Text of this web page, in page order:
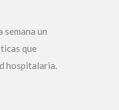
semana un
que
hospitalaria.